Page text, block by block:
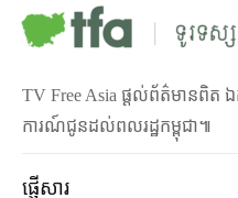
TV Free Asia ផ្ដល់ព័ត៌មានពិត ឯក
ការណ៍ជូនដល់ពលរដ្ឋកម្ពុជា៕
ផ្ញើសារ